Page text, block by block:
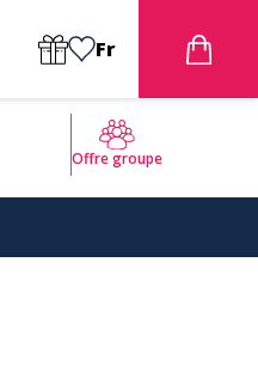
Fr
Offre groupe